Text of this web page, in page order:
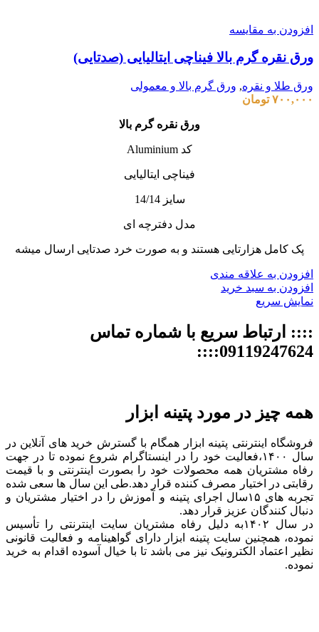
افزودن به مقایسه
ورق نقره گرم بالا فیناچی ایتالیایی (صدتایی)
ورق طلا و نقره, ورق گرم بالا و معمولی
۷۰۰,۰۰۰ تومان
ورق نقره گرم بالا
کد Aluminium
فیناچی ایتالیایی
سایز 14/14
مدل دفترچه ای
پک کامل هزارتایی هستند و به صورت خرد صدتایی ارسال میشه
افزودن به علاقه مندی
افزودن به سبد خرید
نمایش سریع
:::: ارتباط سریع با شماره تماس
09119247624::::
همه چیز در مورد پتینه ابزار
فروشگاه اینترنتی پتینه ابزار همگام با گسترش خرید های آنلاین در
سال ۱۴۰۰،فعالیت خود را در اینستاگرام شروع نموده تا در جهت
رفاه مشتریان همه محصولات خود را بصورت اینترنتی و با قیمت
رقابتی در اختیار مصرف کننده قرار دهد.طی این سال ها سعی شده
تجربه های ۱۵سال اجرای پتینه و آموزش را در اختیار مشتریان و
دنبال کنندگان عزیز قرار دهد.
در سال ۱۴۰۲به دلیل رفاه مشتریان سایت اینترنتی را تأسیس
نموده، همچنین سایت پتینه ابزار دارای گواهینامه و فعالیت قانونی
نظیر اعتماد الکترونیک نیز می باشد تا با خیال آسوده اقدام به خرید
نموده.